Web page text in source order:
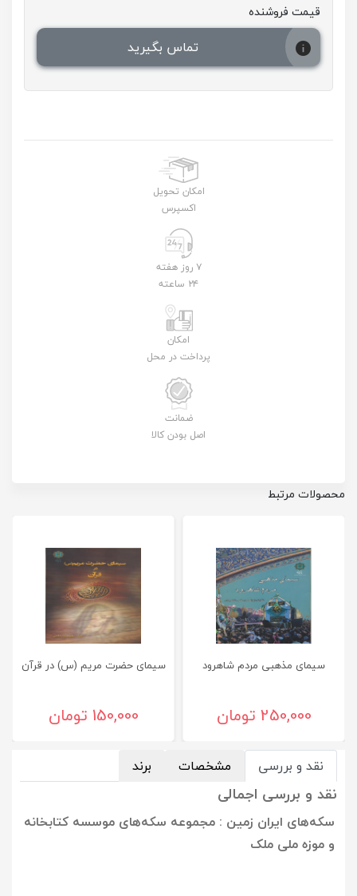
قیمت فروشنده
تماس بگیرید
امکان تحویل
اکسپرس
۷ روز هفته
۲۴ ساعته
امکان
پرداخت در محل
ضمانت
اصل بودن کالا
محصولات مرتبط
سيمای مذهبی مردم شاهرود
250,000 تومان
سیمای حضرت مریم (س) در قرآن
150,000 تومان
نقد و بررسی مشخصات برند
نقد و بررسی اجمالی
سکه‌های ایران زمین : مجموعه سکه‌های موسسه کتابخانه
و موزه ملی ملک